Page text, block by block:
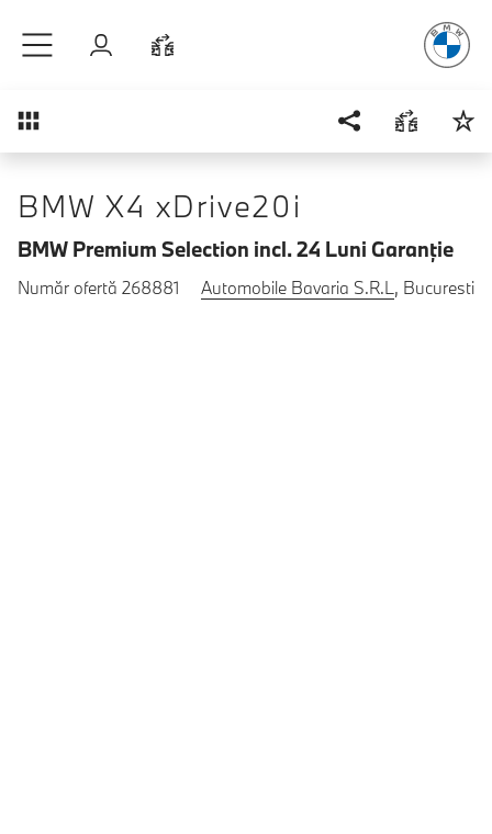
Autentificare
Prezentare generală
BMW X4 xDrive20i
BMW Premium Selection incl. 24 Luni Garanţie
Număr ofertă 268881 Automobile Bavaria S.R.L, Bucuresti